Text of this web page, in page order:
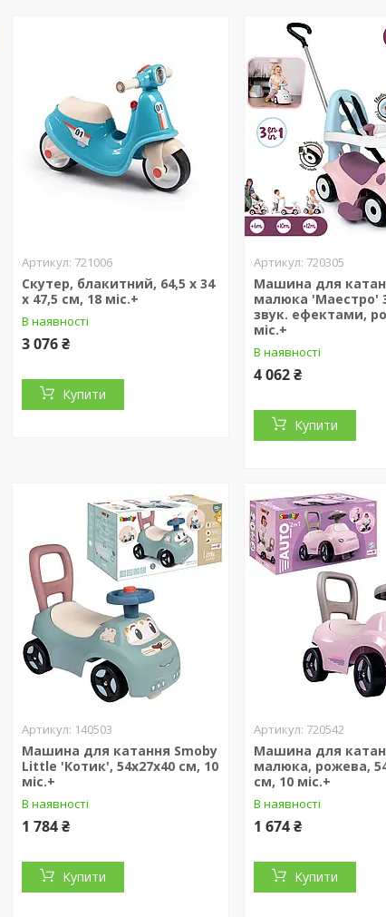
721006
Скутер, блакитний, 64,5 x 34
x 47,5 см, 18 міс.+
В наявності
3 076 ₴
Купити
720305
Машина для
малюка 'Маестро' 3
звук. ефектами,
міс.+
В наявності
4 062 ₴
Купити
140503
Машина для катання Smoby
Little 'Котик', 54х27х40 см, 10
міс.+
В наявності
1 784 ₴
Купити
720542
Машина для
малюка, рожева,
см, 10 міс.+
В наявності
1 674 ₴
Купити